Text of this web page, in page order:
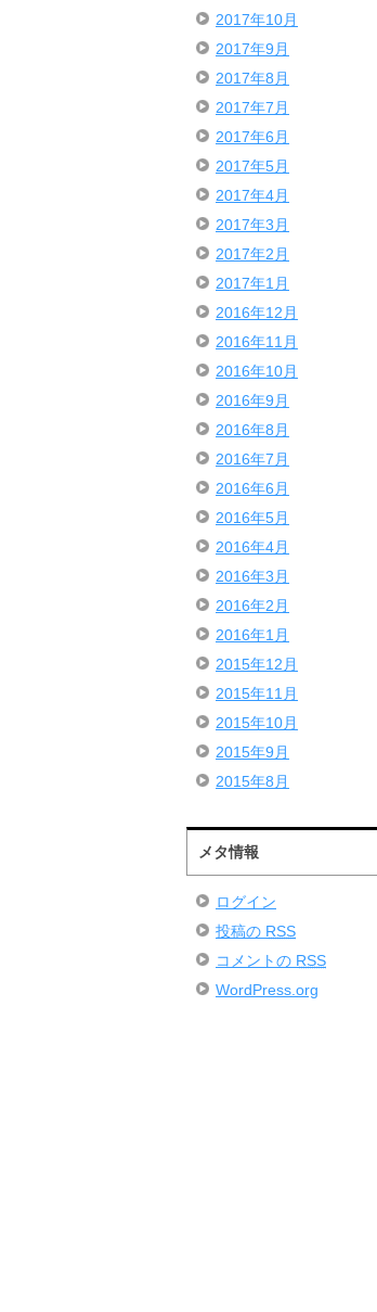
2017年10月
2017年9月
2017年8月
2017年7月
2017年6月
2017年5月
2017年4月
2017年3月
2017年2月
2017年1月
2016年12月
2016年11月
2016年10月
2016年9月
2016年8月
2016年7月
2016年6月
2016年5月
2016年4月
2016年3月
2016年2月
2016年1月
2015年12月
2015年11月
2015年10月
2015年9月
2015年8月
メタ情報
ログイン
投稿の RSS
コメントの RSS
WordPress.org